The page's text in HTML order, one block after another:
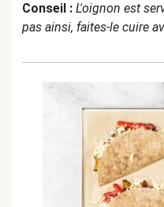
Conseil : L'oignon est
pas ainsi, faites-le cuire